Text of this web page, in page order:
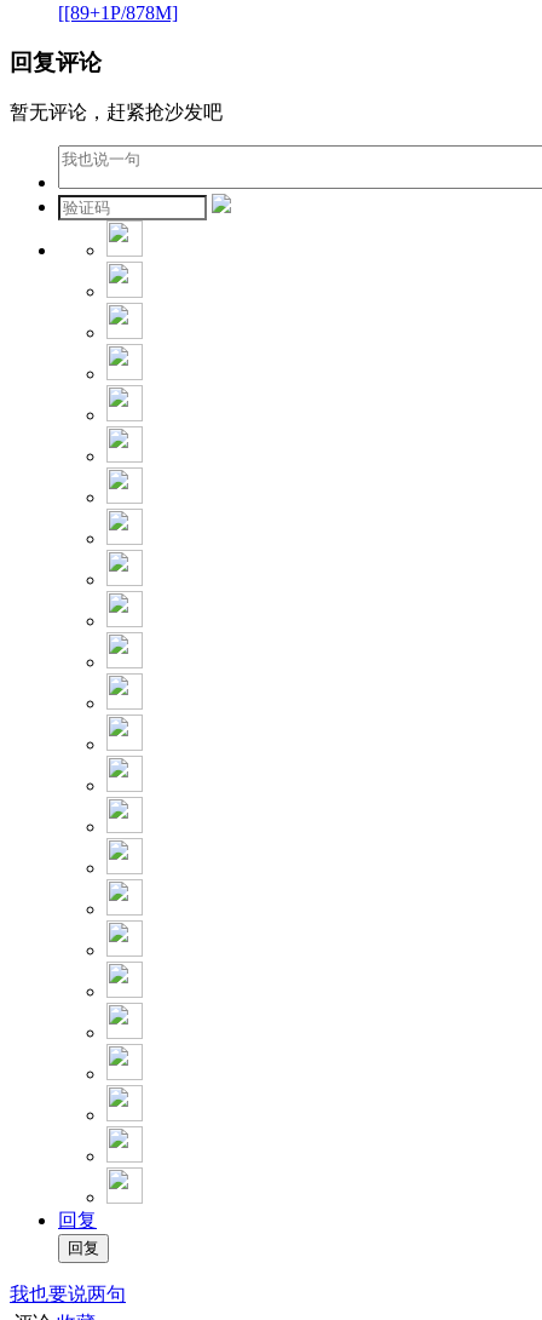
[[89+1P/878M]
回复评论
暂无评论，赶紧抢沙发吧
回复
我也要说两句